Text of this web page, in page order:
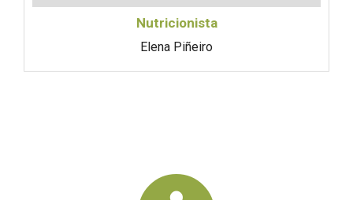
Nutricionista
Elena Piñeiro